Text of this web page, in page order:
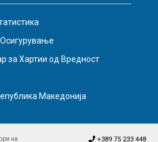
за Хартии од Вредност
Македонија
на +389 75 233 448